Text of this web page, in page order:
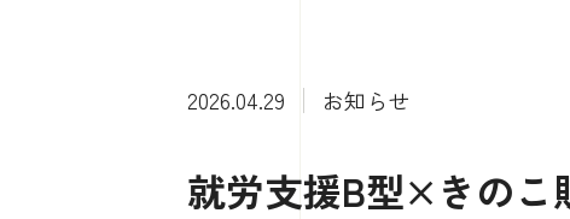
2026.04.29 お知らせ
就労支援B型×きのこ